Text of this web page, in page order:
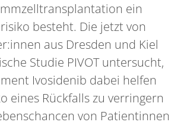
ein
besteht. Die jetzt von
aus Dresden und Kiel
Studie PIVOT untersucht,
Ivosidenib dabei helfen
eines Rückfalls zu verringern
von Patientinnen